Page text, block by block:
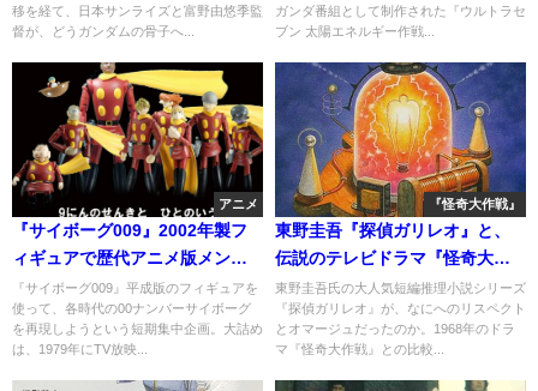
移を経て、日本サンライズと富野由悠季監
督が、どうガンダムの骨子へ...
ガンダ番組として制作された『ウルトラセ
ブン 太陽エネルギー作戦...
アニメ
『サイボーグ009』2002年製フ
ィギュアで歴代アニメ版メンバ
ーを再現する！・6「サンライズ
版」
『サイボーグ009』平成版のフィギュアを
使って、各時代の00ナンバーサイボーグ
を再現しようという短期集中企画。大詰め
は、1979年にTV放映...
『怪奇大作戦』
東野圭吾『探偵ガリレオ』と、
伝説のテレビドラマ『怪奇大作
戦』
東野圭吾氏の大人気短編推理小説シリーズ
『探偵ガリレオ』が、なにへのリスペクト
とオマージュだったのか。1968年のドラ
マ『怪奇大作戦』との比較...